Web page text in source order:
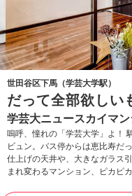
世田谷区下馬（学芸大学駅）
だって全部欲しい
学芸大ニュースカイマ
嗚呼、憧れの「学芸大学」よ！
ビュン。バス停からは恵比寿だ
仕上げの天井や、大きなガラス
まれ変わるマンション、ピカピ